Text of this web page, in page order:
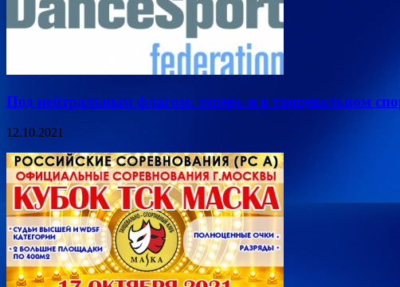
Под нейтральным флагом: теперь и в танцевальном
12.10.2021